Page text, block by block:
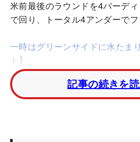
米前最後のラウンドを4バーディ
で回り、トータル4アンダーでフ
一時はグリーンサイドに水たま
ト】
10番からのスタートで、出だし
を先行させると、前半は3バー
記事の続きを